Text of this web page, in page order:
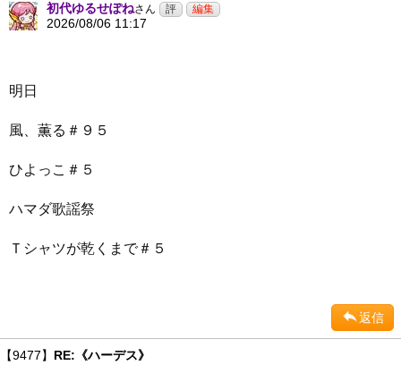
初代ゆるせぽねさん
2026/08/06 11:17
明日
風、薫る＃９５
ひよっこ＃５
ハマダ歌謡祭
Ｔシャツが乾くまで＃５
返信
【9477】 RE:《ハーデス》